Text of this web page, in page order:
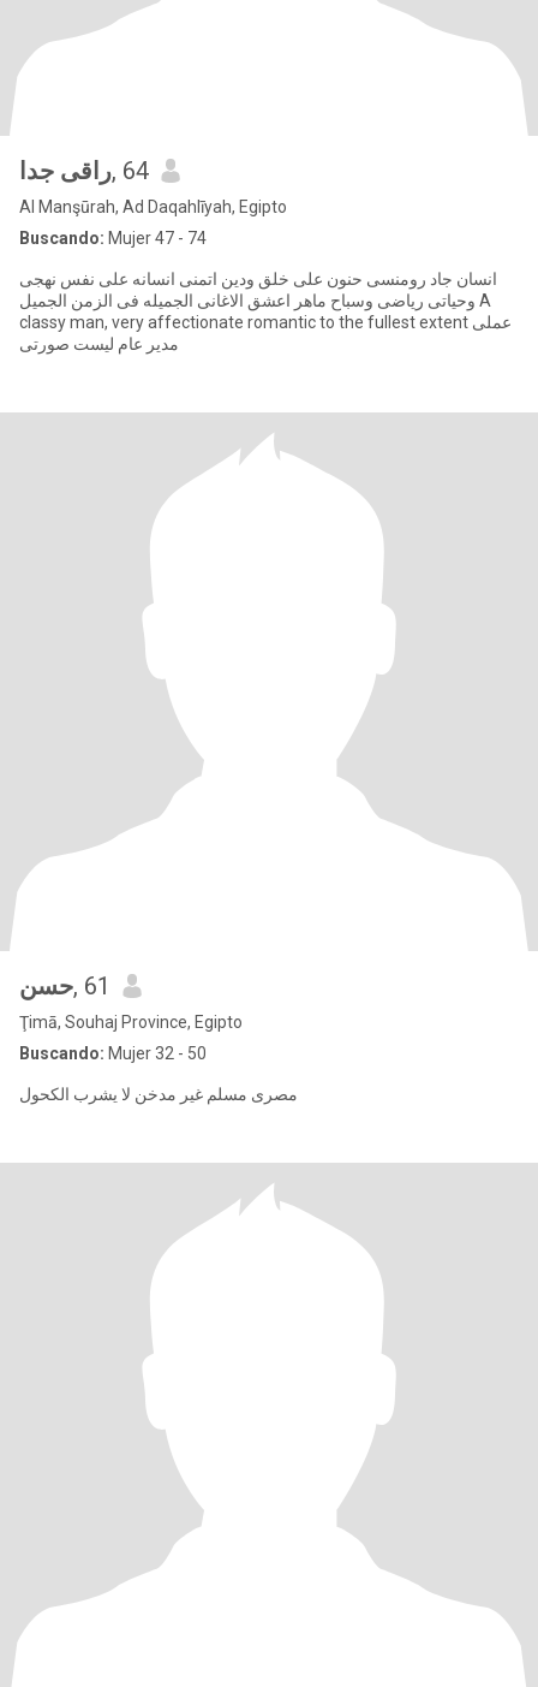
راقى جدا, 64
Al Manşūrah, Ad Daqahlīyah, Egipto
Buscando: Mujer 47 - 74
انسان جاد رومنسى حنون على خلق ودين اتمنى انسانه على نفس نهجى
وحياتى رياضى وسباح ماهر اعشق الاغانى الجميله فى الزمن الجميل A
classy man, very affectionate romantic to the fullest extent عملى
مدير عام ليست صورتى
حسن, 61
Ţimā, Souhaj Province, Egipto
Buscando: Mujer 32 - 50
مصرى مسلم غير مدخن لا يشرب الكحول